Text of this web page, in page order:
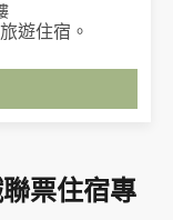
遊住宿。
票住宿專